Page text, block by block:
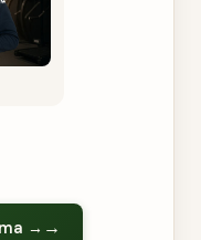
→